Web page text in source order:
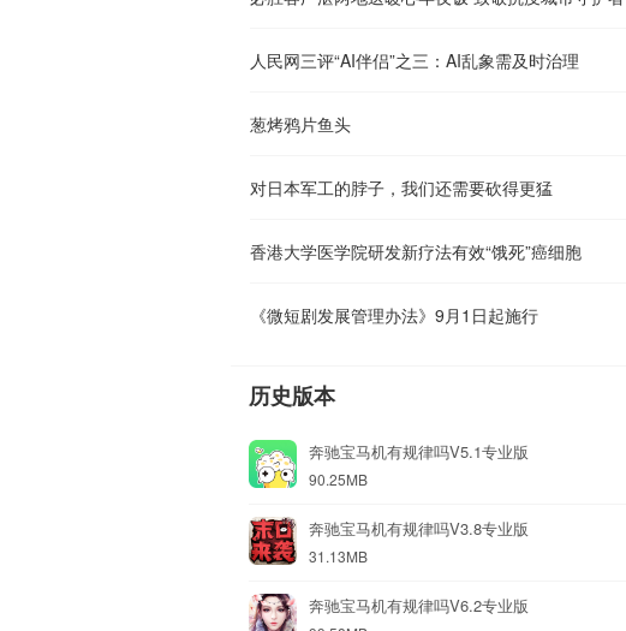
人民网三评“AI伴侣”之三：AI乱象需及时治理
葱烤鸦片鱼头
对日本军工的脖子，我们还需要砍得更猛
香港大学医学院研发新疗法有效“饿死”癌细胞
《微短剧发展管理办法》9月1日起施行
历史版本
奔驰宝马机有规律吗V5.1专业版
90.25MB
奔驰宝马机有规律吗V3.8专业版
31.13MB
奔驰宝马机有规律吗V6.2专业版